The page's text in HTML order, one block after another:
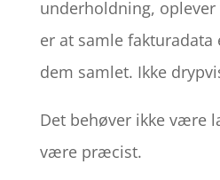
underholdning,
er at samle fakturadata
dem samlet. Ikke
Det behøver ikke være
være præcist.